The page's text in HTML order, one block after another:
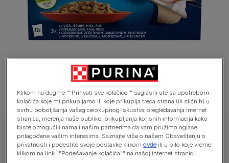
FELIX® FANTASTIC, sa govedinom / zečetinom / janjetinom / piletinom,
vlažna hrana za mačke
FELIX® FANTASTIC, sa govedinom /
Klikom na dugme ""Prihvati sve kolačiće"" saglasni ste sa upotrebom
kolačića koje mi prikupljamo ili koje prikuplja treća strana (ili sličnih) u
svrhu poboljšanja vašeg celokupnog iskustva pregledavanja internet
stranica, merenja naše publike, prikupljanja korisnih informacija kako
biste omogućili nama i našim partnerima da vam pružimo oglase
prilagođene vašim interesima. Saznajte više o našem Obaveštenju o
privatnosti i podestite svoje postavke klikomovdeili u bilo koje vreme
klikom na link ""Podešavanje kolačića"" na našoj internet stranici.